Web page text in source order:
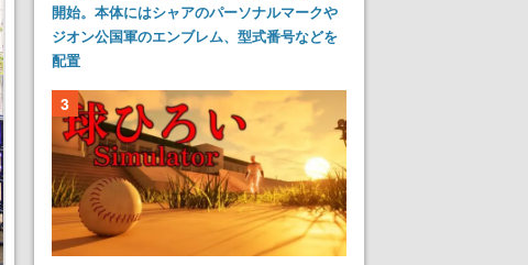
開始。本体にはシャアのパーソナルマークや
ジオン公国軍のエンブレム、型式番号などを
配置
3